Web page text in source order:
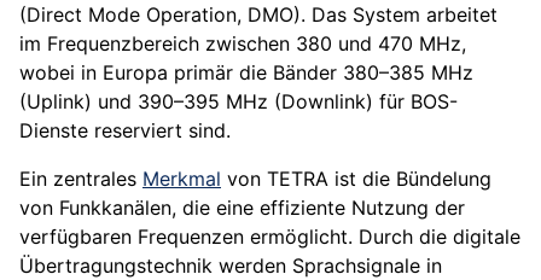
(Direct Mode Operation, DMO). Das System arbeitet
im Frequenzbereich zwischen 380 und 470 MHz,
wobei in Europa primär die Bänder 380–385 MHz
(Uplink) und 390–395 MHz (Downlink) für BOS-
Dienste reserviert sind.
Ein zentrales Merkmal von TETRA ist die Bündelung
von Funkkanälen, die eine effiziente Nutzung der
verfügbaren Frequenzen ermöglicht. Durch die digitale
Übertragungstechnik werden Sprachsignale in